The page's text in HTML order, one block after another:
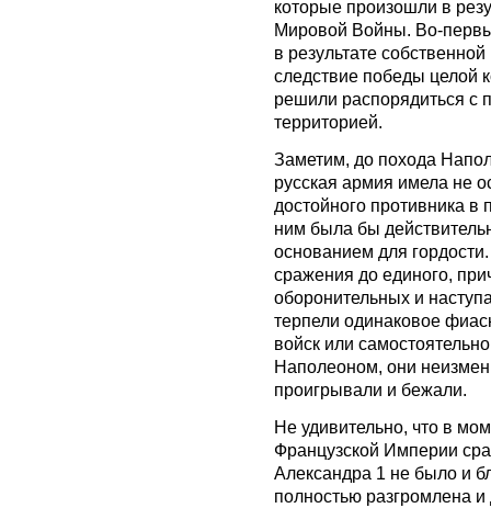
которые произошли в
Мировой Войны. Во-
в результате
следствие победы целой
решили распорядиться с
территорией.
Заметим, до похода
русская армия имела не
достойного противника в
ним была бы
основанием для
сражения до единого,
оборонительных и
терпели одинаковое
войск или
Наполеоном, они
проигрывали и бежали.
Не удивительно, что в
Французской Империи
Александра 1 не было и
полностью разгромлена